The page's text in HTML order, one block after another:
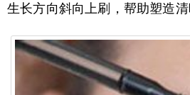
生长方向斜向上刷，帮助塑造清